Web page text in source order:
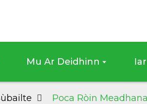
Mu Ar Deidhinn
Poca Ròin